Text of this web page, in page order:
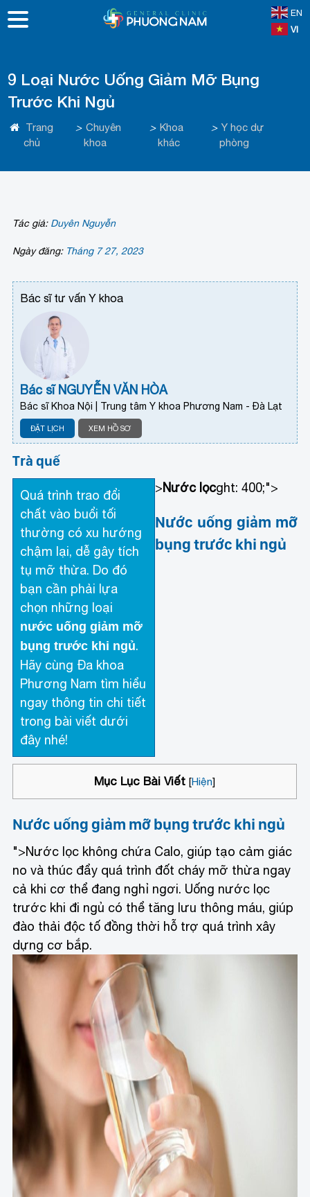
EN
VI
9 Loại Nước Uống Giảm Mỡ Bụng
Trước Khi Ngủ
Trang
chủ
> Chuyên
khoa
> Khoa
khác
> Y học dự
phòng
Tác giả: Duyên Nguyễn
Ngày đăng: Tháng 7 27, 2023
Bác sĩ tư vấn Y khoa
Bác sĩ NGUYỄN VĂN HÒA
Bác sĩ Khoa Nội | Trung tâm Y khoa Phương Nam - Đà Lạt
ĐẶT LỊCH XEM HỒ SƠ
Trà quế
>Nước lọcght: 400;">
Quá trình trao đổi
chất vào buổi tối
thường có xu hướng
chậm lại, dễ gây tích
tụ mỡ thừa. Do đó
bạn cần phải lựa
chọn những loại
nước uống giảm mỡ
bụng trước khi ngủ.
Hãy cùng Đa khoa
Phương Nam tìm hiểu
ngay thông tin chi tiết
trong bài viết dưới
đây nhé!
Nước uống giảm mỡ
bụng trước khi ngủ
Mục Lục Bài Viết [Hiện]
Nước uống giảm mỡ bụng trước khi ngủ
">Nước lọc không chứa Calo, giúp tạo cảm giác
no và thúc đẩy quá trình đốt cháy mỡ thừa ngay
cả khi cơ thể đang nghỉ ngơi. Uống nước lọc
trước khi đi ngủ có thể tăng lưu thông máu, giúp
đào thải độc tố đồng thời hỗ trợ quá trình xây
dựng cơ bắp.